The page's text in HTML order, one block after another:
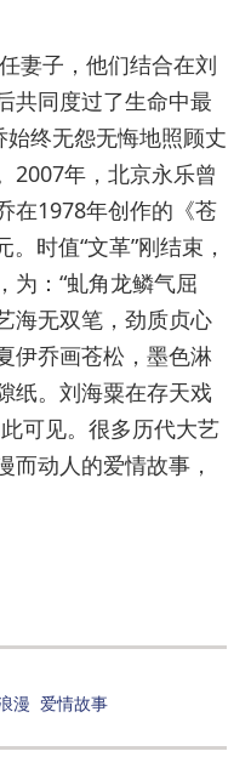
子，他们结合在刘
共同度过了生命中最
始终无怨无悔地照顾丈
2007年，北京永乐曾
在1978年创作的《苍
时值“文革”刚结束，
为：“虬角龙鳞气屈
海无双笔，劲质贞心
伊乔画苍松，墨色淋
纸。刘海粟在存天戏
可见。很多历代大艺
而动人的爱情故事，
漫 爱情故事